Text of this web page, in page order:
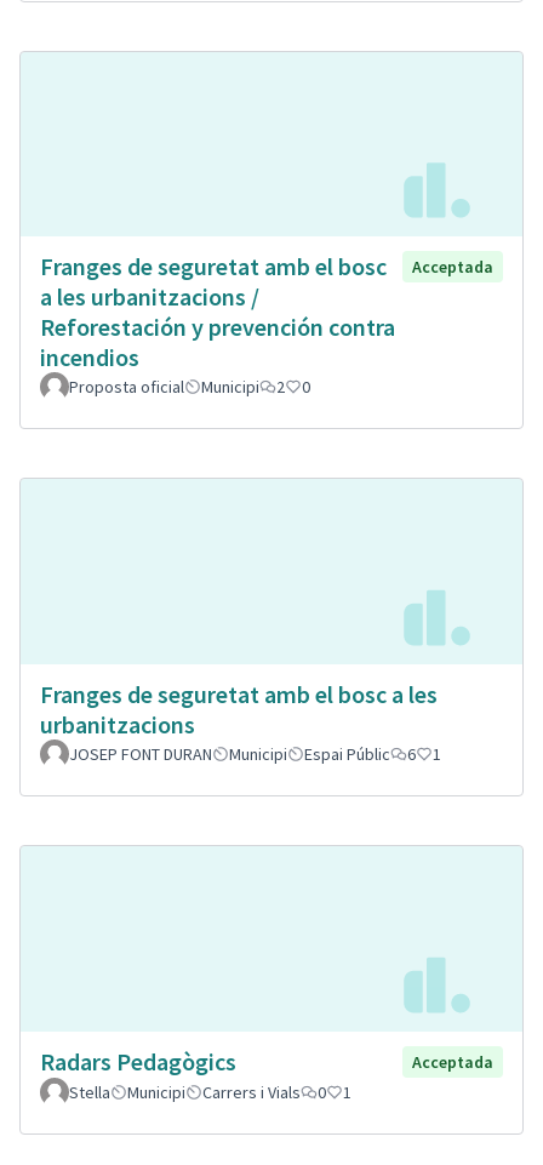
Franges de seguretat amb el bosc
a les urbanitzacions /
Reforestación y prevención contra
incendios
Acceptada
Proposta oficial Municipi 2 0
Franges de seguretat amb el bosc a les
urbanitzacions
JOSEP FONT DURAN Municipi Espai Públic 6 1
Radars Pedagògics
Acceptada
Stella
Municipi Carrers i Vials 0 1